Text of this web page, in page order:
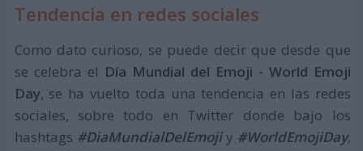
Tendencia en redes sociales
Como dato curioso, se puede decir que desde que
se celebra el Día Mundial del Emoji - World Emoji
Day, se ha vuelto toda una tendencia en las redes
sociales, sobre todo en Twitter donde bajo los
hashtags #DiaMundialDelEmojiy #WorldEmojiDay,